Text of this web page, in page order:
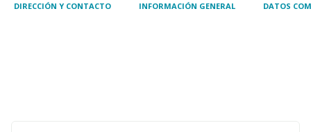
DIRECCIÓN Y CONTACTO INFORMACIÓN GENERAL DATOS